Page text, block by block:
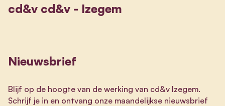
cd&v cd&v - Izegem
Nieuwsbrief
Blijf op de hoogte van de werking van cd&v Izegem.
Schrijf je in en ontvang onze maandelijkse nieuwsbrief